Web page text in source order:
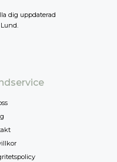
dig uppdaterad